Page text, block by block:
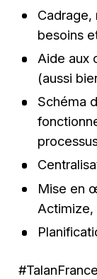
Cadrage,
besoins
Aide aux
(aussi
Schéma
Mise en
Actimize,